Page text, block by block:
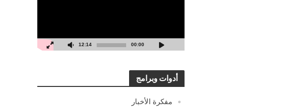
00:00
12:14
أدوات وبرامج
مفكرة الأخبار